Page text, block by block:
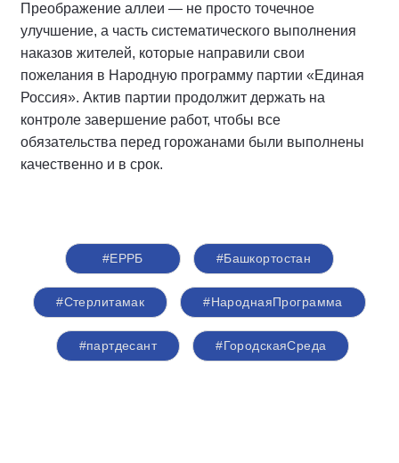
Преображение аллеи — не просто точечное
улучшение, а часть систематического выполнения
наказов жителей, которые направили свои
пожелания в Народную программу партии «Единая
Россия». Актив партии продолжит держать на
контроле завершение работ, чтобы все
обязательства перед горожанами были выполнены
качественно и в срок.
#ЕРРБ #Башкортостан
#Стерлитамак #НароднаяПрограмма
#партдесант #ГородскаяСреда